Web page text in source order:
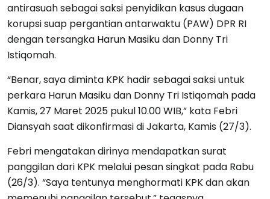
antirasuah sebagai saksi penyidikan kasus dugaan
korupsi suap pergantian antarwaktu (PAW) DPR RI
dengan tersangka Harun Masikudan Donny Tri
Istiqomah.
“Benar, saya diminta KPK hadir sebagai saksi untuk
perkara Harun Masiku dan Donny Tri Istiqomah pada
Kamis, 27 Maret 2025 pukul 10.00 WIB,” kata Febri
Diansyah saat dikonfirmasi di Jakarta, Kamis (27/3).
Febri mengatakan dirinya mendapatkan surat
panggilan dari KPK melalui pesan singkat pada Rabu
(26/3). “Saya tentunya menghormati KPK dan akan